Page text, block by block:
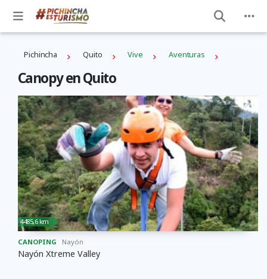
Pichincha Quito Vive Aventuras
Canopy en Quito
4485,6 km
CANOPING Nayón
Nayón Xtreme Valley